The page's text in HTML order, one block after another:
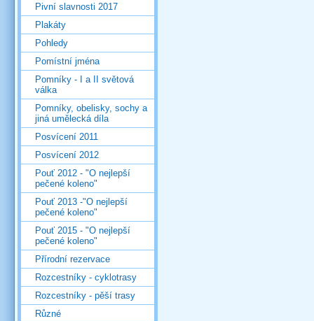
Pivní slavnosti 2017
Plakáty
Pohledy
Pomístní jména
Pomníky - I a II světová
válka
Pomníky, obelisky, sochy a
jiná umělecká díla
Posvícení 2011
Posvícení 2012
Pouť 2012 - "O nejlepší
pečené koleno"
Pouť 2013 -"O nejlepší
pečené koleno"
Pouť 2015 - "O nejlepší
pečené koleno"
Přírodní rezervace
Rozcestníky - cyklotrasy
Rozcestníky - pěší trasy
Různé